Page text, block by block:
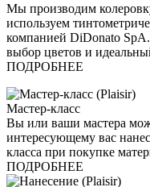
Мы производим
используем
компанией DiDonato
выбор цветов и
ПОДРОБНЕЕ
Мастер-класс
Вы или ваши мастера
интересующему вас
класса при покупке
ПОДРОБНЕЕ